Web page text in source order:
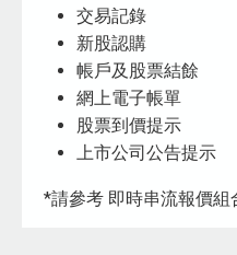
交易記錄
新股認購
帳戶及股票結餘
網上電子帳單
股票到價提示
上市公司公告提示
*請參考 即時串流報價組